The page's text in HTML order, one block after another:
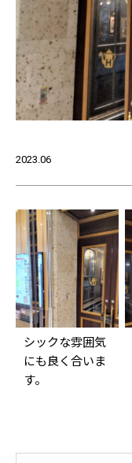
2023.06
シックな雰囲気
にも良く合いま
す。